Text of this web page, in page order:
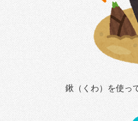
鍬（くわ）を使っ